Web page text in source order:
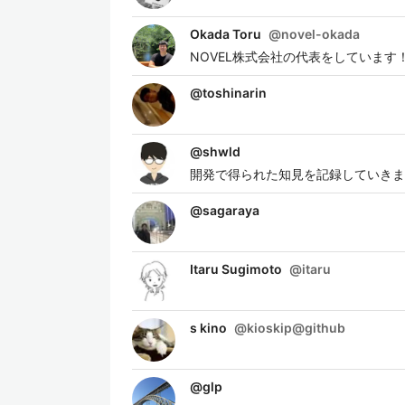
Okada Toru @novel-okada
NOVEL株式会社の代表をしています
@toshinarin
@shwld
開発で得られた知見を記録していき
@sagaraya
Itaru Sugimoto @itaru
s kino @kioskip@github
@glp